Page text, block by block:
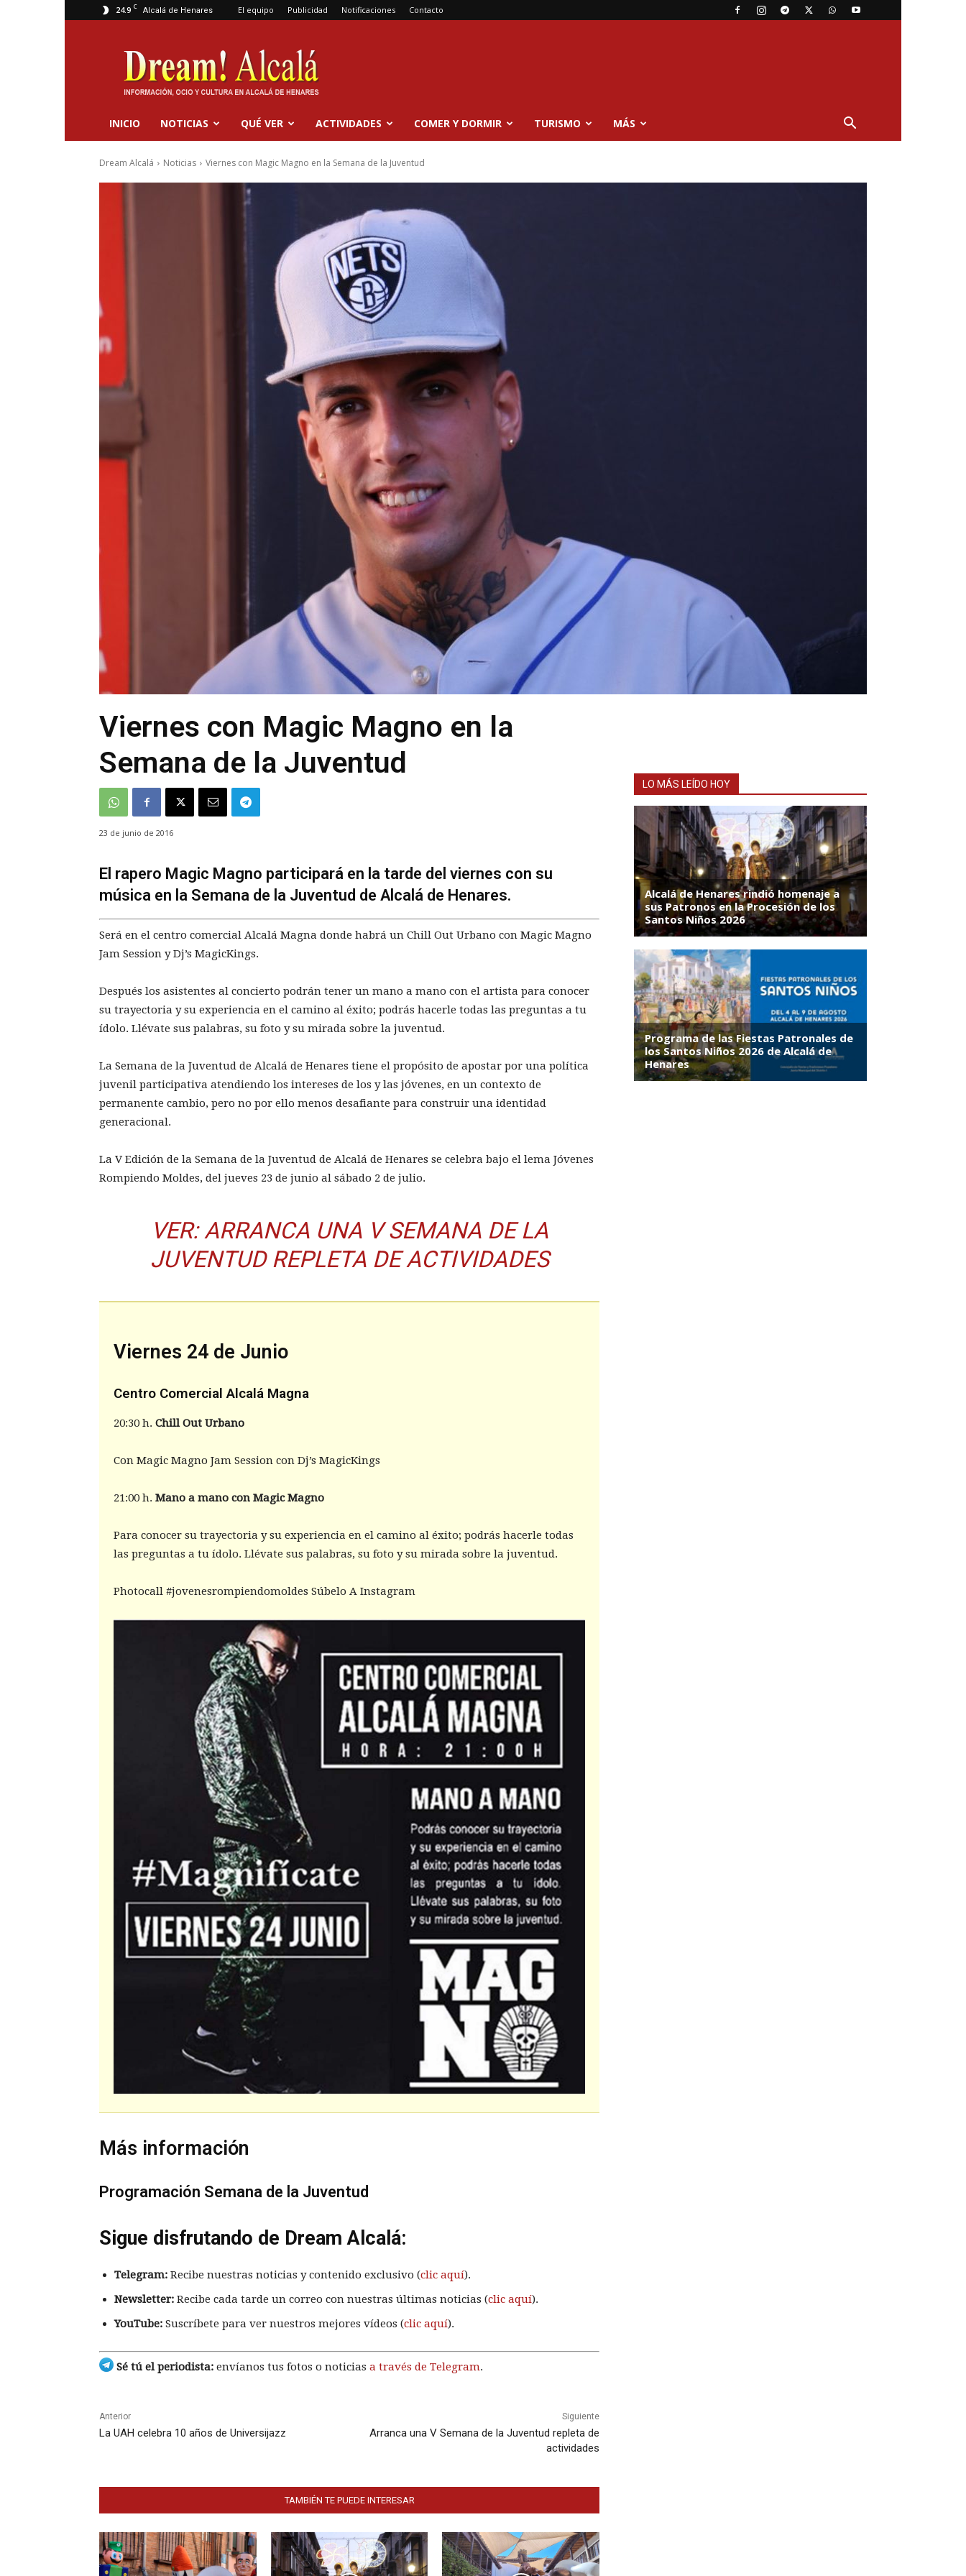
24.9 C Alcalá de Henares El equipo Publicidad Notificaciones Contacto
Dream
Alcalá
INICIO NOTICIAS QUÉ VER ACTIVIDADES COMER Y DORMIR TURISMO MÁS
Dream Alcalá Noticias Viernes con Magic Magno en la Semana de la Juventud
Viernes con Magic Magno en la
Semana de la Juventud
23 de junio de 2016
El rapero Magic Magno participará en la tarde del viernes con su
música en la Semana de la Juventud de Alcalá de Henares.
Será en el centro comercial Alcalá Magna donde habrá un Chill Out Urbano con Magic Magno
Jam Session y Dj’s MagicKings.
Después los asistentes al concierto podrán tener un mano a mano con el artista para conocer
su trayectoria y su experiencia en el camino al éxito; podrás hacerle todas las preguntas a tu
ídolo. Llévate sus palabras, su foto y su mirada sobre la juventud.
La Semana de la Juventud de Alcalá de Henares tiene el propósito de apostar por una política
juvenil participativa atendiendo los intereses de los y las jóvenes, en un contexto de
permanente cambio, pero no por ello menos desafiante para construir una identidad
generacional.
La V Edición de la Semana de la Juventud de Alcalá de Henares se celebra bajo el lema Jóvenes
Rompiendo Moldes, del jueves 23 de junio al sábado 2 de julio.
VER:ARRANCA UNA V SEMANA DE LA
JUVENTUD REPLETA DE ACTIVIDADES
Viernes 24 de Junio
Centro Comercial Alcalá Magna
20:30 h. Chill Out Urbano
Con Magic Magno Jam Session con Dj’s MagicKings
21:00 h. Mano a mano con Magic Magno
Para conocer su trayectoria y su experiencia en el camino al éxito; podrás hacerle todas
las preguntas a tu ídolo. Llévate sus palabras, su foto y su mirada sobre la juventud.
Photocall #jovenesrompiendomoldes Súbelo A Instagram
Más información
Programación Semana de la Juventud
Sigue disfrutando de Dream Alcalá:
Telegram: Recibe nuestras noticias y contenido exclusivo (clic aquí).
Newsletter: Recibe cada tarde un correo con nuestras últimas noticias (clic aquí).
YouTube: Suscríbete para ver nuestros mejores vídeos (clic aquí).
Sé tú el periodista: envíanos tus fotos o noticias a través de Telegram.
Anterior
La UAH celebra 10 años de Universijazz
Siguiente
Arranca una V Semana de la Juventud repleta de
actividades
TAMBIÉN TE PUEDE INTERESAR
LO MÁS LEÍDO HOY